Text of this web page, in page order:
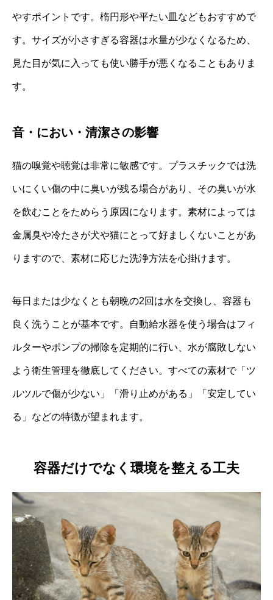
やすポイントです。楕円形や平たい皿などもおすすめで
す。サイズが小さすぎる容器は水量が少なくなるため、
見た目が気に入っても使い勝手が悪くなることもありま
す。
音・におい・清潔さの影響
猫の嗅覚や聴覚は非常に敏感です。プラスチックでは洗
いにくい傷の中に臭いが残る場合があり、その臭いが水
を飲むことをためらう原因になります。素材によっては
金属臭や冷たさが犬や猫にとって好ましくないことがあ
りますので、素材に応じた洗浄方法を心掛けます。
毎日または少なくとも朝晩の2回は水を交換し、容器も
良く洗うことが基本です。自動給水器を使う場合はフィ
ルターやポンプの掃除を定期的に行い、水が腐敗しない
よう衛生管理を徹底してください。すべての素材で「ツ
ルツルで傷が少ない」「滑り止めがある」「安定してい
る」などの特徴が望まれます。
容器だけでなく環境を整える工夫